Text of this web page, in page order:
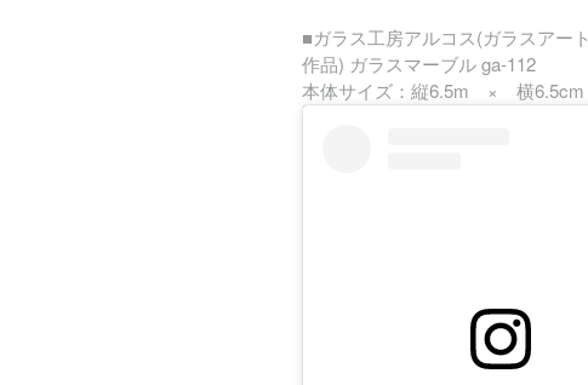
■ガラス工房アルコス(ガラスアート
作品) ガラスマーブル ga-112
本体サイズ：縦6.5m × 横6.5cm